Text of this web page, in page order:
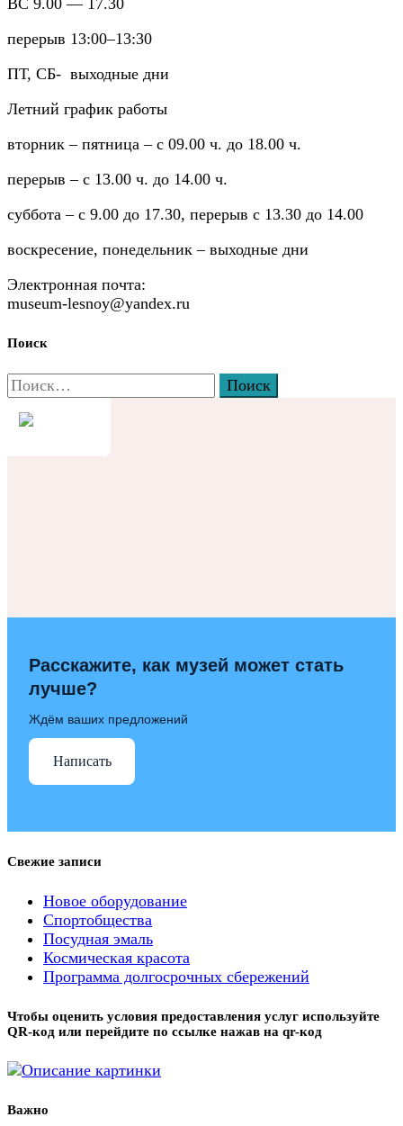
перерыв 13:00–13:30
ПТ, СБ- выходные дни
Летний график работы
вторник – пятница – с 09.00 ч. до 18.00 ч.
перерыв – с 13.00 ч. до 14.00 ч.
суббота – с 9.00 до 17.30, перерыв с 13.30 до 14.00
воскресение, понедельник – выходные дни
Электронная почта:
museum-lesnoy@yandex.ru
Поиск
Найти:
Расскажите, как музей может стать
лучше?
Ждём ваших предложений
Написать
Свежие записи
Новое оборудование
Спортобщества
Посудная эмаль
Космическая красота
Программа долгосрочных сбережений
Чтобы оценить условия предоставления услуг используйте
QR-код или перейдите по ссылке нажав на qr-код
Важно